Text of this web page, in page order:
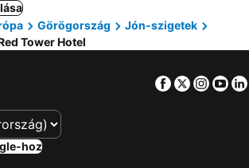
Görögország
Jón-szigetek
Tower Hotel
Facebook
Twitter
hoz